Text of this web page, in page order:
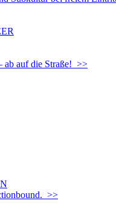
ab auf die Straße! >>
>>